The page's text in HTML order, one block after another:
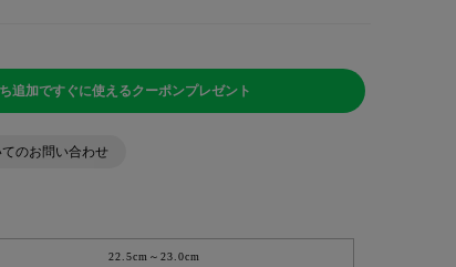
追加ですぐに使えるクーポンプレゼント
のお問い合わせ
22.5cm～23.0cm